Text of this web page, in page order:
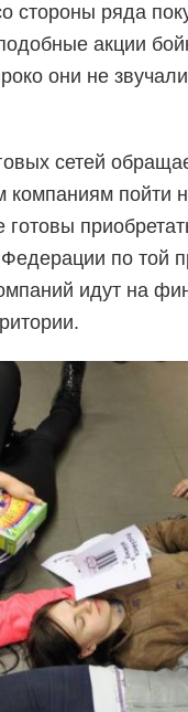
стороны ряда
акции
они не
сетей
компаниям пойти
готовы
по той
идут на